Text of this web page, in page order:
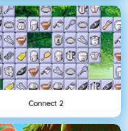
Connect 2